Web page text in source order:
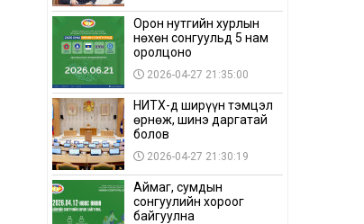
Орон нутгийн хурлын
нөхөн сонгуульд 5 нам
оролцоно
2026-04-27 21:35:00
НИТХ-д ширүүн тэмцэл
өрнөж, шинэ даргатай
болов
2026-04-27 21:30:19
Аймаг, сумдын
сонгуулийн хороог
байгуулна